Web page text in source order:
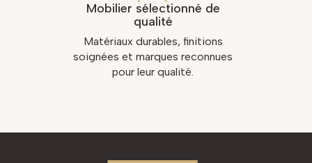
Mobilier sélectionné de
qualité
Matériaux durables, finitions
soignées et marques reconnues
pour leur qualité.